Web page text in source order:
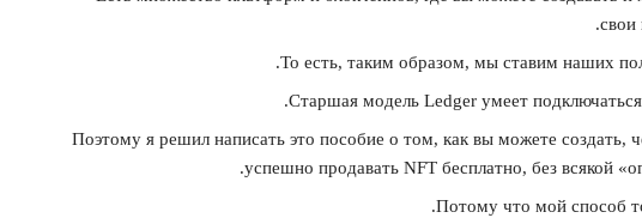
свои
То есть, таким образом, мы ставим наших
Старшая модель Ledger умеет
Поэтому я решил написать это пособие о том, как вы можете создать,
успешно продавать NFT бесплатно, без всякой
Потому что мой способ